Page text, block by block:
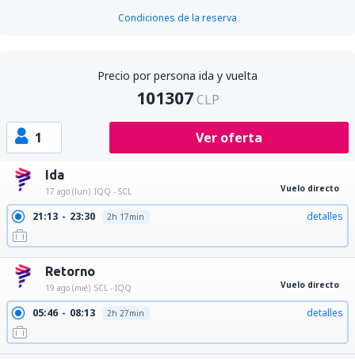
Condiciones de la reserva
Precio por persona ida y vuelta
101307 CLP
1 Ver oferta
Ida
17 ago (lun) IQQ - SCL Vuelo directo
21:13 23:30 2h 17min detalles
Retorno
19 ago (mié) SCL - IQQ Vuelo directo
05:46 08:13 2h 27min detalles